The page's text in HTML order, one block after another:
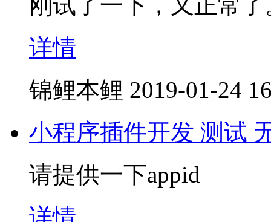
详情
锦鲤本鲤 2019-01-24
小程序插件开发 测试
请提供一下appid
详情